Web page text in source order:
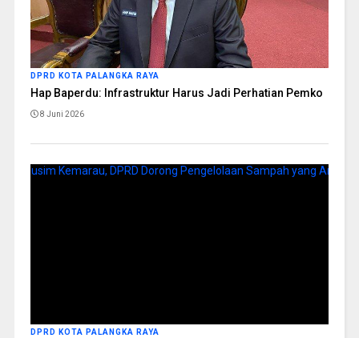
DPRD KOTA PALANGKA RAYA
Hap Baperdu: Infrastruktur Harus Jadi Perhatian Pemko
8 Juni 2026
DPRD KOTA PALANGKA RAYA